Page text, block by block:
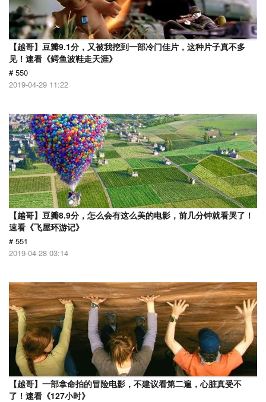
【越哥】豆瓣9.1分，又被我挖到一部冷门佳片，这种片子真不多
见！速看《鳄鱼波鞋走天涯》
# 550
2019-04-29 11:22
【越哥】豆瓣8.9分，怎么会有这么美的电影，前几分钟就看哭了！
速看《飞屋环游记》
# 551
2019-04-28 03:14
【越哥】一部拿命拍的冒险电影，不建议看第二遍，心脏真受不
了！速看《127小时》